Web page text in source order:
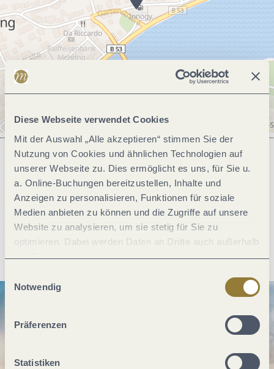
Diese Webseite verwendet Cookies
Mit der Auswahl „Alle akzeptieren“ stimmen Sie der
Nutzung von Cookies und ähnlichen Technologien auf
unserer Webseite zu. Dies ermöglicht es uns, für Sie u.
a. Online-Buchungen bereitzustellen, Inhalte und
Anzeigen zu personalisieren, Funktionen für soziale
Medien anbieten zu können und die Zugriffe auf unsere
Website zu analysieren, um sie stetig für Sie zu
optimieren. Dabei werden Daten an Dritte auch außerhalb
der Europäischen Union weitergegeben und dort
jederzeit widerrufen werden. Mit der Auswahl "Alle
ablehnen" kann es zu Beeinträchtigungen in der Nutzung
Notwendig
Präferenzen
Statistiken
Was möchtest du als nächstes tun?
Anreise planen PDF erzeugen